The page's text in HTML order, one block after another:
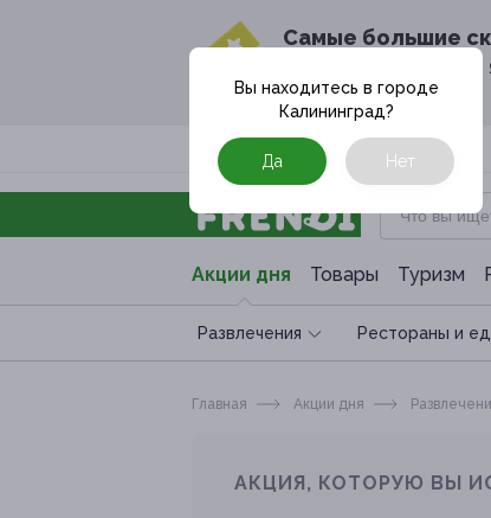
Cамые большие
в твоём
Москва
Акции дня Товары Туризм
Развлечения Рестораны и
Вы находитесь в городе
Калининград?
Да Нет
Главная Акции дня
АКЦИЯ, КОТОРУЮ ВЫ